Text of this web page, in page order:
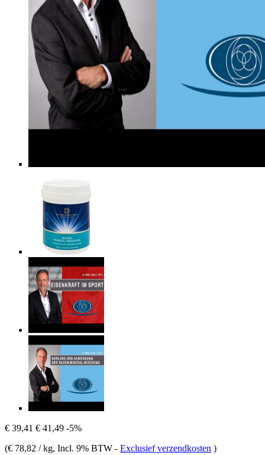
€ 39,41 € 41,49 -5%
(€ 78,82 / kg, Incl. 9% BTW - Exclusief verzendkosten )